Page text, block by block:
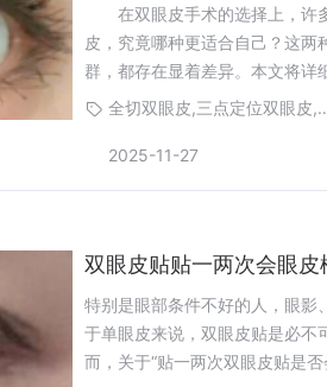
在双眼皮手术的选择上，许
皮，究竟哪种更适合自己？这
群，都存在显着差异。本文将详
更明智的选择。
全切双眼皮,三
2025-11-27
双眼皮贴贴一两次会眼皮
特别是眼部条件不好的人，眼
于单眼皮来说，双眼皮贴是必不
而，关于“贴一两次双眼皮贴是